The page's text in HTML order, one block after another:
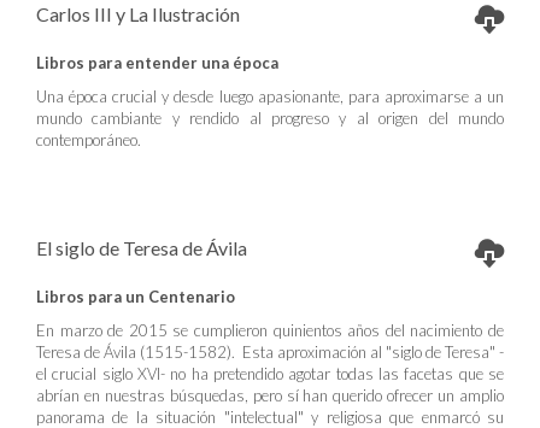
Carlos III y La Ilustración
Libros para entender una época
Una época crucial y desde luego apasionante, para aproximarse a un
mundo cambiante y rendido al progreso y al origen del mundo
contemporáneo.
El siglo de Teresa de Ávila
Libros para un Centenario
En marzo de 2015 se cumplieron quinientos años del nacimiento de
Teresa de Ávila (1515-1582). Esta aproximación al "siglo de Teresa" -
el crucial siglo XVI- no ha pretendido agotar todas las facetas que se
abrían en nuestras búsquedas, pero sí han querido ofrecer un amplio
panorama de la situación "intelectual" y religiosa que enmarcó su